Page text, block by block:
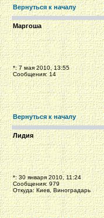
Вернуться к началу
Маргоша
*: 7 мая 2010, 13:55
Сообщения: 14
Вернуться к началу
Лидия
*: 30 января 2010, 11:24
Сообщения: 979
Откуда: Киев, Виноградарь